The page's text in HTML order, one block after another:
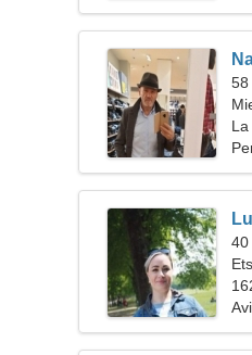
58
40